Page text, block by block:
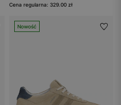
Cena regularna: 329.00 zł
Nowość